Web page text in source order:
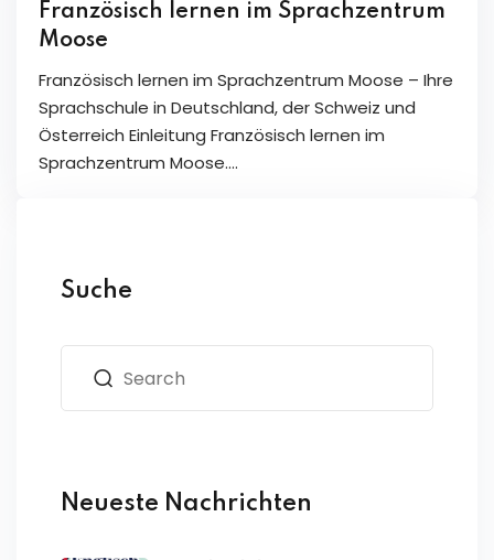
Französisch lernen im Sprachzentrum
Moose
Französisch lernen im Sprachzentrum Moose – Ihre
Sprachschule in Deutschland, der Schweiz und
Österreich Einleitung Französisch lernen im
Sprachzentrum Moose.…
Suche
Neueste Nachrichten